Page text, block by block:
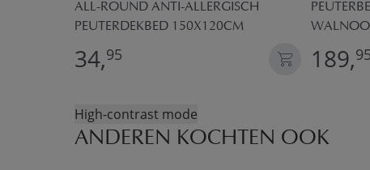
ALL-ROUND ANTI-ALLERGISCH
PEUTERDEKBED 150X120CM
34,95
WALNOOT
189,95
High-contrast mode
ANDEREN KOCHTEN OOK